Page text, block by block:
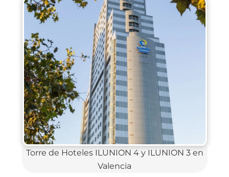
Torre de Hoteles ILUNION 4 y ILUNION 3 en
Valencia